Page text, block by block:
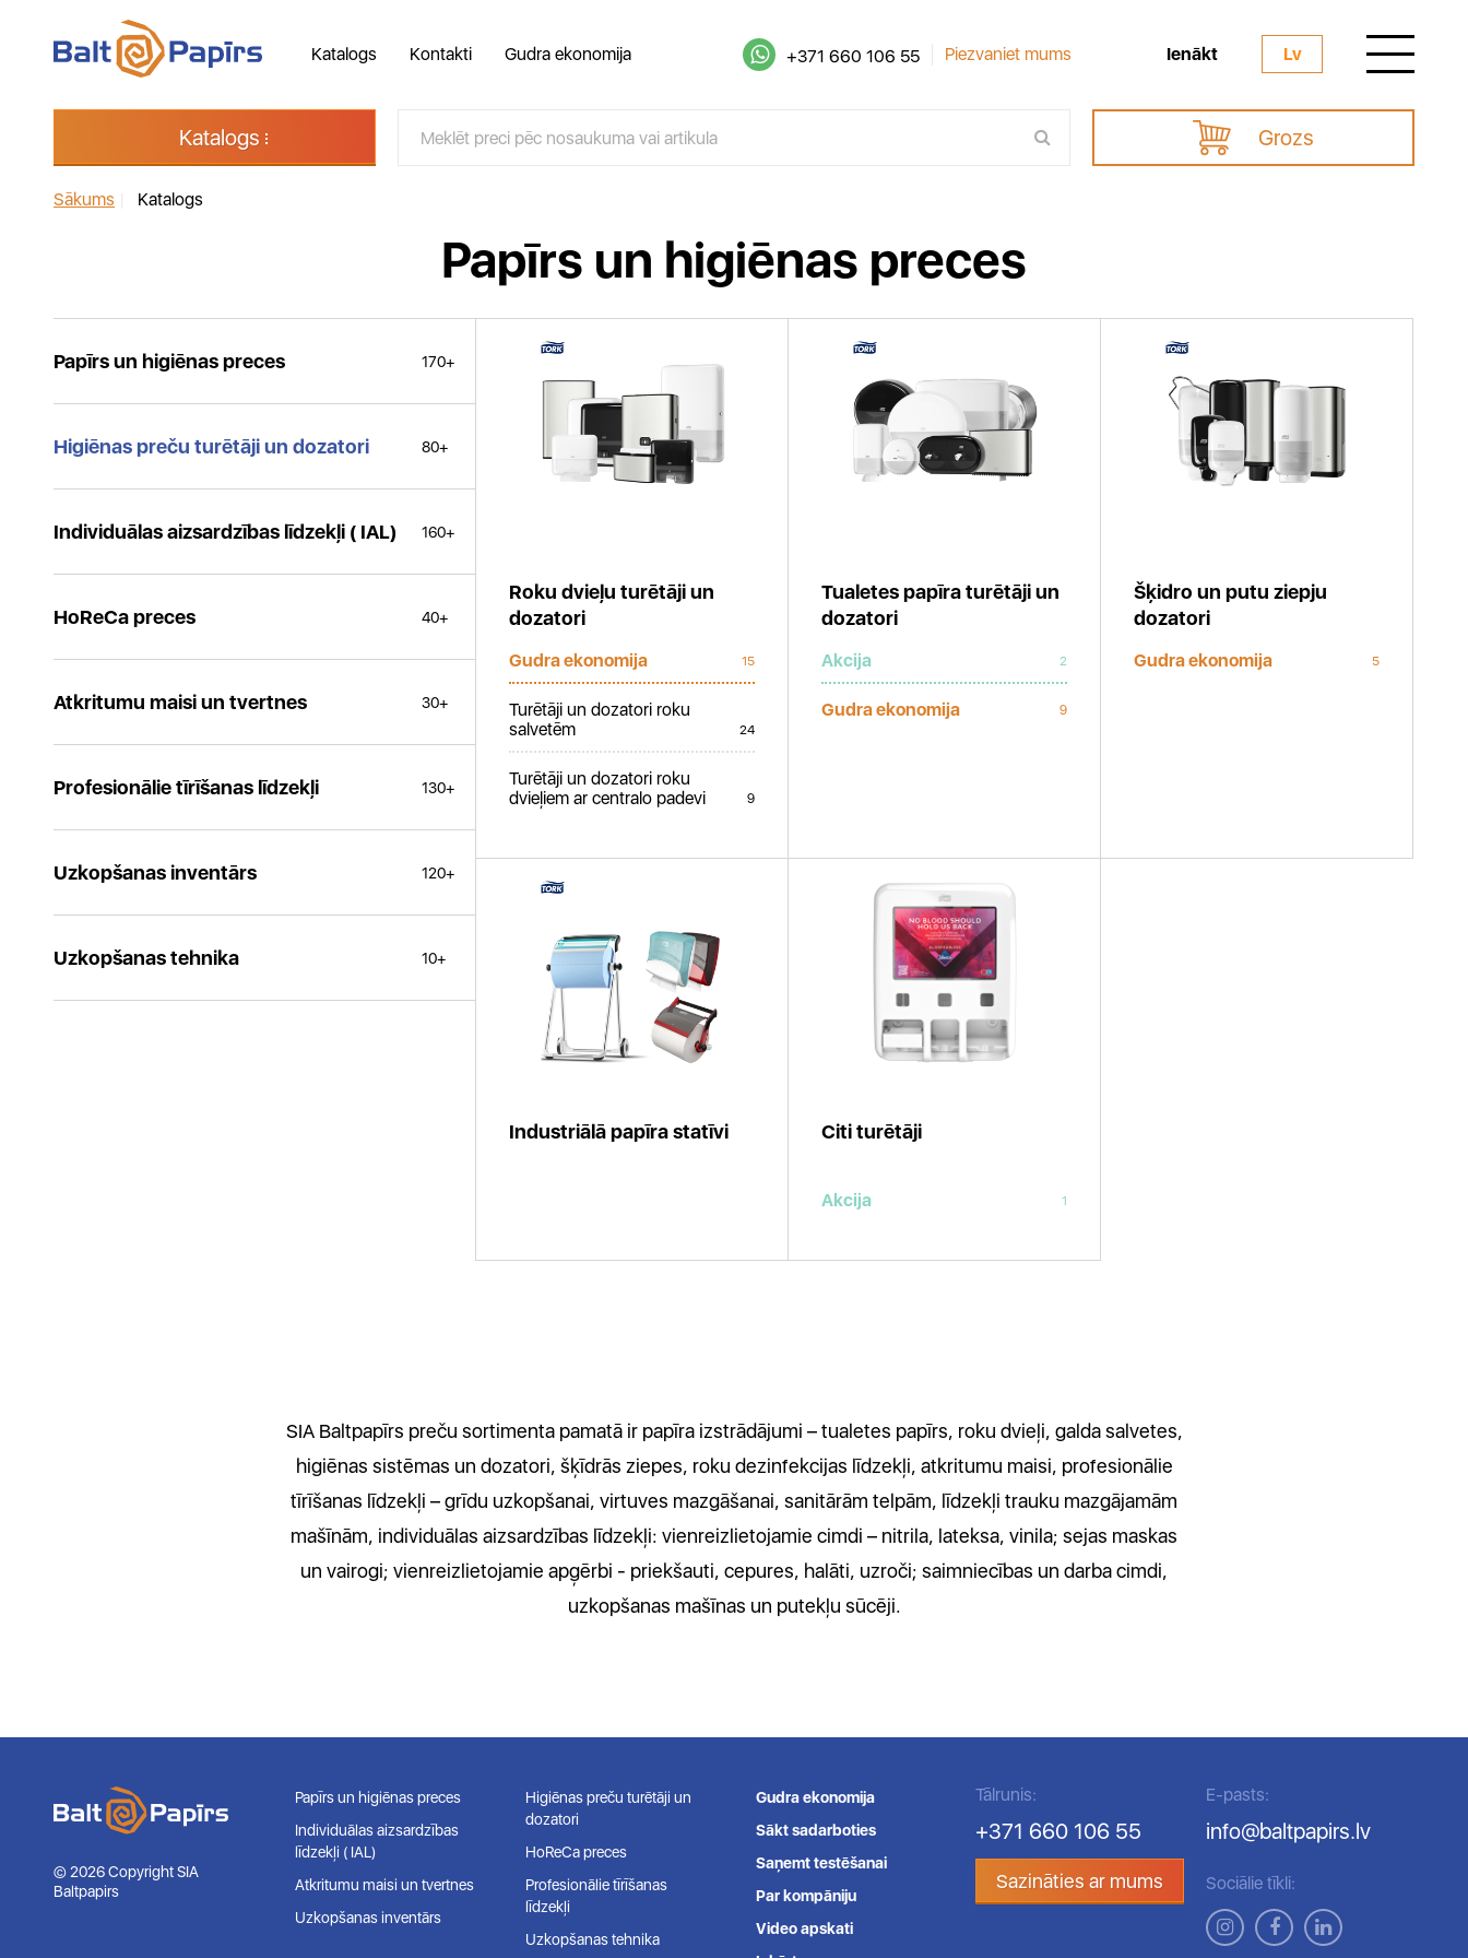
Katalogs Kontakti Gudra ekonomija +371 660 106 55 Piezvaniet mums Ienākt Lv
Katalogs Grozs
Sākums Katalogs
Papīrs un higiēnas preces
Papīrs un higiēnas preces 170+
Higiēnas preču turētāji un dozatori 80+
Individuālas aizsardzības līdzekļi ( IAL) 160+
HoReCa preces 40+
Atkritumu maisi un tvertnes 30+
Profesionālie tīrīšanas līdzekļi 130+
Uzkopšanas inventārs 120+
Uzkopšanas tehnika 10+
Roku dvieļu turētāji un
dozatori
Gudra ekonomija 15
Turētāji un dozatori roku
salvetēm
24
Turētāji un dozatori roku
dvieļiem ar centralo padevi
9
Tualetes papīra turētāji un
dozatori
Akcija 2
Gudra ekonomija 9
Šķidro un putu ziepju
dozatori
Gudra ekonomija 5
Industriālā papīra statīvi Citi turētāji
Akcija 1
SIA Baltpapīrs preču sortimenta pamatā ir papīra izstrādājumi – tualetes papīrs, roku dvieļi, galda salvetes,
higiēnas sistēmas un dozatori, šķīdrās ziepes, roku dezinfekcijas līdzekļi, atkritumu maisi, profesionālie
tīrīšanas līdzekļi – grīdu uzkopšanai, virtuves mazgāšanai, sanitārām telpām, līdzekļi trauku mazgājamām
mašīnām, individuālas aizsardzības līdzekļi: vienreizlietojamie cimdi – nitrila, lateksa, vinila; sejas maskas
un vairogi; vienreizlietojamie apģērbi - priekšauti, cepures, halāti, uzroči; saimniecības un darba cimdi,
uzkopšanas mašīnas un putekļu sūcēji.
© 2026 Copyright SIA
Baltpapirs
Papīrs un higiēnas preces
Individuālas aizsardzības
līdzekļi ( IAL)
Atkritumu maisi un tvertnes
Uzkopšanas inventārs
Higiēnas preču turētāji un
dozatori
HoReCa preces
Profesionālie tīrīšanas
līdzekļi
Uzkopšanas tehnika
Gudra ekonomija
Sākt sadarboties
Saņemt testēšanai
Par kompāniju
Video apskati
Tālrunis:
+371 660 106 55
Sazināties ar mums
E-pasts:
info@baltpapirs.lv
Sociālie tīkli: